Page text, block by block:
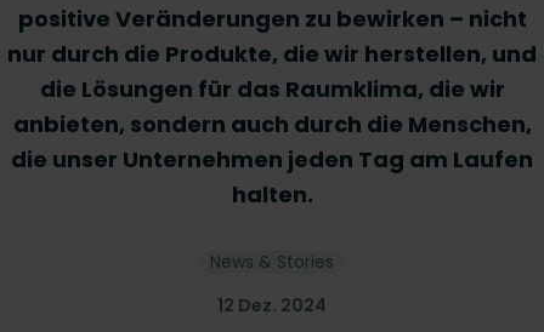
positive Veränderungen zu bewirken – nicht
nur durch die Produkte, die wir herstellen, und
die Lösungen für das Raumklima, die wir
anbieten, sondern auch durch die Menschen,
die unser Unternehmen jeden Tag am Laufen
halten.
News & Stories
12 Dez. 2024